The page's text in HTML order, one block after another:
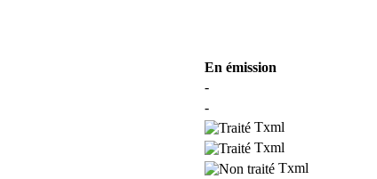
En émission
-
-
Txml
Txml
Txml